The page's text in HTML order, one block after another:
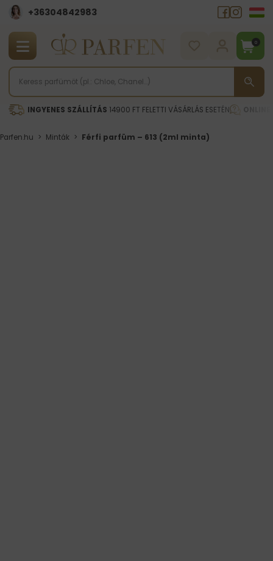
+36304842983
0
INGYENES SZÁLLÍTÁS 14900 FT FELETTI VÁSÁRLÁS ESETÉN
Parfen.hu > Minták > Férfi parfüm – 613 (2ml minta)